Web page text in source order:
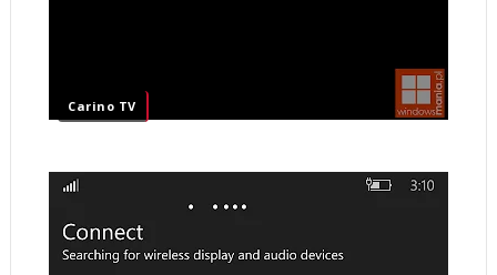
Carino TV